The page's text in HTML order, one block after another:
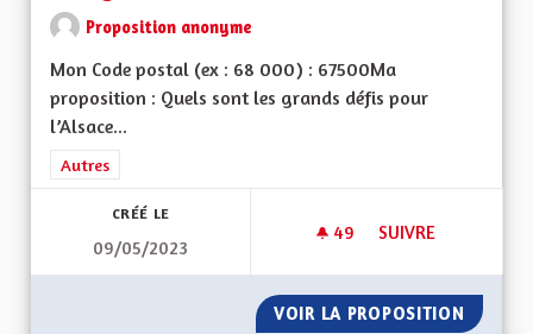
Proposition anonyme
Mon Code postal (ex : 68 000) : 67500Ma
proposition : Quels sont les grands défis pour
l’Alsace...
Filtrer les résultats de la catégorie : Autres
Autres
CRÉÉ LE
09/05/2023
49 49 ABONNÉS
SUIVRE
VOIR LA PROPOSITION VOIR